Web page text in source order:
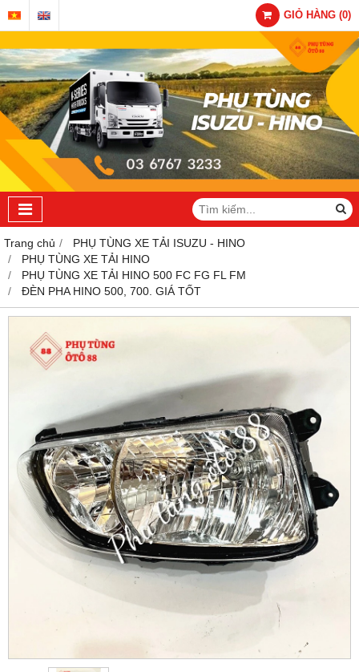
GIỎ HÀNG (0)
Trang chủ
PHỤ TÙNG XE TẢI ISUZU - HINO
PHỤ TÙNG XE TẢI HINO
PHỤ TÙNG XE TẢI HINO 500 FC FG FL FM
ĐÈN PHA HINO 500, 700. GIÁ TỐT